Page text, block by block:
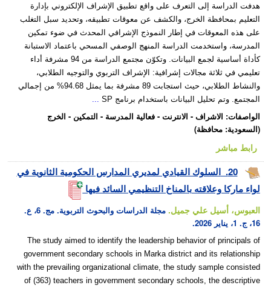
هدفت الدراسة إلى التعرف على واقع تطبيق الإشراف الإلكتروني بإدارة
التعليم بمحافظة الخرج، والكشف عن معوقات تطبيقه، وتحديد سبل التغلب
على هذه المعوقات في إطار النموذج الإشرافي المحدث في ضوء تمكين
المدرسة، واستخدمت الدراسة المنهج الوصفي المسحي باعتماد الاستبانة
كأداة أساسية لجمع البيانات. وتكوّن مجتمع الدراسة من 94 مشرفة أداء
تعليمي في ثلاثة مجالات إشرافية: الإشراف التربوي والتوجيه الطلابي،
والنشاط الطلابي، حيث استجابت 89 مشرفة بما يمثل 94.68% من إجمالي
المجتمع. وتم تحليل البيانات باستخدام برنامج SP
الواصفات: الاشراف - الانترنت -فعالية المدرسة - التمكين - الخرج
(السعودية: محافظة)
رابط مباشر
20. السلوك القيادي لمديري المدارس الحكومية الثانوية في
لواء ماركا وعلاقته بالمناخ التنظيمي السائد فيها
العبوس، أسيل علي جميل.
مجلة الدراسات والبحوث التربوية. مج. 6، ع.
16، ج. 1، يناير 2026.
The study aimed to identify the leadership behavior of principals of
government secondary schools in Marka district and its relationship
with the prevailing organizational climate, the study sample consisted
of (363) teachers in government secondary schools, the descriptive